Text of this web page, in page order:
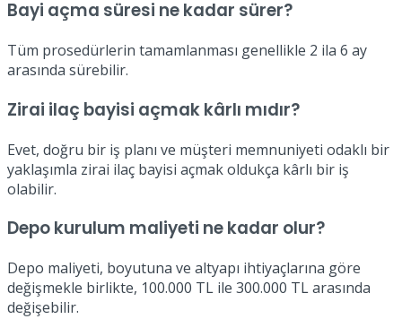
Bayi açma süresi ne kadar sürer?
Tüm prosedürlerin tamamlanması genellikle 2 ila 6 ay
arasında sürebilir.
Zirai ilaç bayisi açmak kârlı mıdır?
Evet, doğru bir iş planı ve müşteri memnuniyeti odaklı bir
yaklaşımla zirai ilaç bayisi açmak oldukça kârlı bir iş
olabilir.
Depo kurulum maliyeti ne kadar olur?
Depo maliyeti, boyutuna ve altyapı ihtiyaçlarına göre
değişmekle birlikte, 100.000 TL ile 300.000 TL arasında
değişebilir.